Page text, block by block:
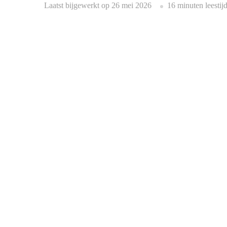
Laatst bijgewerkt op 26 mei 2026 16 minuten leestijd